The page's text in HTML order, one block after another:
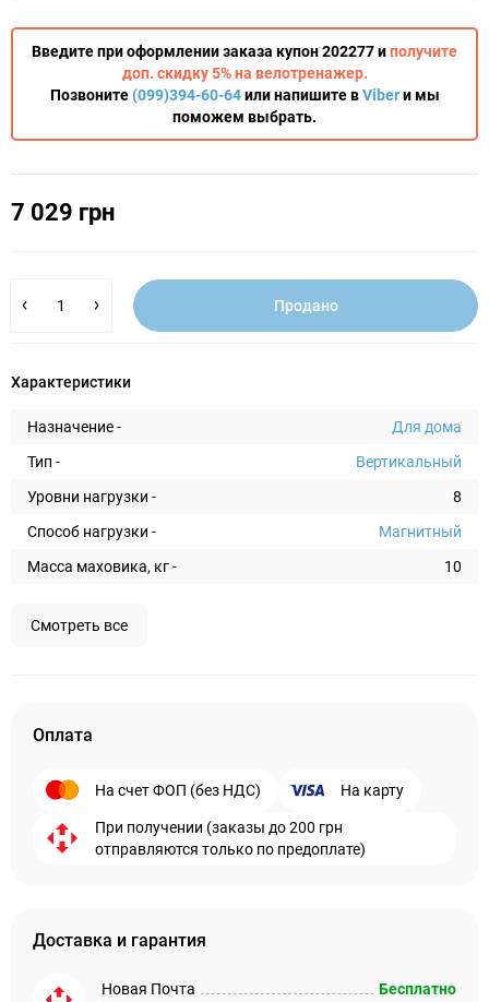
Введите при оформлении заказа купон 202277 иполучите
доп. скидку 5% на велотренажер.
Позвоните(099)394-60-64или напишите вViberи мы
поможем выбрать.
7 029 грн
Продано
Характеристики
Назначение -
Для дома
Тип -
Вертикальный
Уровни нагрузки -
8
Способ нагрузки -
Магнитный
Масса маховика, кг -
10
Смотреть все
Оплата
На счет ФОП (без НДС) На карту
При получении (заказы до 200 грн
отправляются только по предоплате)
Доставка и гарантия
Новая Почта Бесплатно